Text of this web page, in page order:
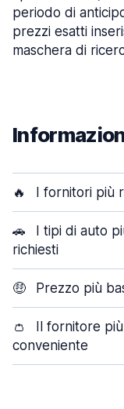
periodo di
prezzi esatti
maschera di
🔥 I fornitori più
🚗
I tipi di auto
richiesti
🤑 Prezzo più
👛
Il fornitore più
conveniente